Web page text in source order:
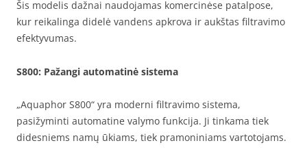
Šis modelis dažnai naudojamas komercinėse patalpose,
kur reikalinga didelė vandens apkrova ir aukštas filtravimo
efektyvumas.
S800: Pažangi automatinė sistema
„Aquaphor S800“ yra moderni filtravimo sistema,
pasižyminti automatine valymo funkcija. Ji tinkama tiek
didesniems namų ūkiams, tiek pramoniniams vartotojams.